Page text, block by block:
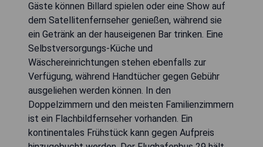
Gäste können Billard spielen oder eine Show auf
dem Satellitenfernseher genießen, während sie
ein Getränk an der hauseigenen Bar trinken. Eine
Selbstversorgungs-Küche und
Wäschereinrichtungen stehen ebenfalls zur
Verfügung, während Handtücher gegen Gebühr
ausgeliehen werden können. In den
Doppelzimmern und den meisten Familienzimmern
ist ein Flachbildfernseher vorhanden. Ein
kontinentales Frühstück kann gegen Aufpreis